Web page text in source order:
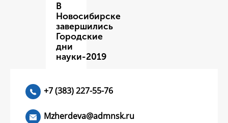
В
Новосибирске
завершились
Городские
дни
науки-2019
+7 (383) 227-55-76
Mzherdeva@admnsk.ru